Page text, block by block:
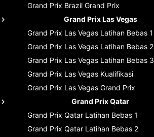
Grand Prix Brazil Grand Prix
Grand Prix Las Vegas
Grand Prix Las Vegas Latihan Bebas 1
Grand Prix Las Vegas Latihan Bebas 2
Grand Prix Las Vegas Latihan Bebas 3
Grand Prix Las Vegas Kualifikasi
Grand Prix Las Vegas Grand Prix
Grand Prix Qatar
Grand Prix Qatar Latihan Bebas 1
Grand Prix Qatar Latihan Bebas 2